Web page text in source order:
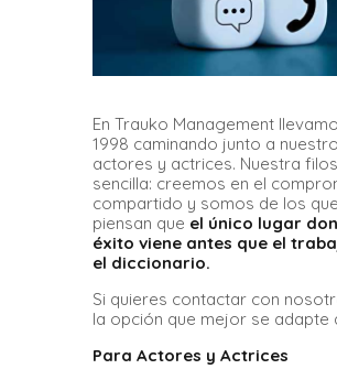
En Trauko Management
1998 caminando junto a
actores y actrices. Nuestra
sencilla: creemos en el
compartido y somos de los que
piensan que el único lugar
éxito viene antes que el
el diccionario.
Si quieres contactar con
la opción que mejor se adapte
Para Actores y Actrices